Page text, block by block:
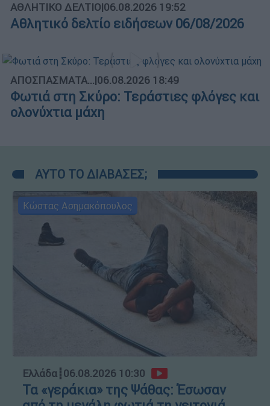
ΑΘΛΗΤΙΚΟ ΔΕΛΤΙΟ|06.08.2026 19:52
Αθλητικό δελτίο ειδήσεων 06/08/2026
ΑΠΟΣΠΑΣΜΑΤΑ...|06.08.2026 18:49
Φωτιά στη Σκύρο: Τεράστιες φλόγες και
ολονύχτια μάχη
ΑΥΤΟ ΤΟ ΔΙΑΒΑΣΕΣ;
Κώστας Ασημακόπουλος
Ελλάδα┋06.08.2026 10:30
Τα «γεράκια» της Ψάθας: Έσωσαν